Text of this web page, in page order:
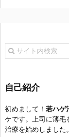
自己紹介
初めまして！ 若ハゲ
ケです。上司に薄毛
治療を始めしました。